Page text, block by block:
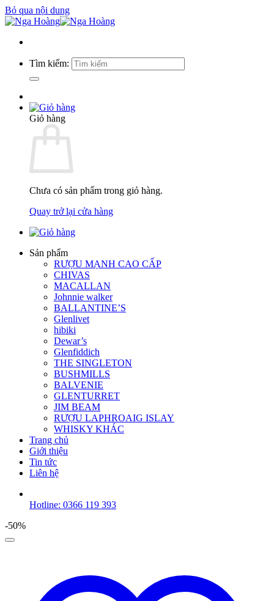
Bỏ qua nội dung
Tìm kiếm:
Giỏ hàng
Chưa có sản phẩm trong giỏ hàng.
Quay trở lại cửa hàng
Sản phẩm
RƯỢU MẠNH CAO CẤP
CHIVAS
MACALLAN
Johnnie walker
BALLANTINE’S
Glenlivet
hibiki
Dewar’s
Glenfiddich
THE SINGLETON
BUSHMILLS
BALVENIE
GLENTURRET
JIM BEAM
RƯỢU LAPHROAIG ISLAY
WHISKY KHÁC
Trang chủ
Giới thiệu
Tin tức
Liên hệ
Hotline: 0366 119 393
-50%